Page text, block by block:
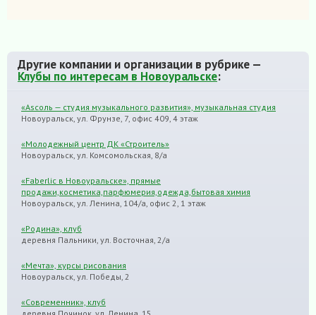
Другие компании и организации в рубрике —
Клубы по интересам в Новоуральске:
«Asсоль — студия музыкального развития», музыкальная студия
Новоуральск, ул. Фрунзе, 7, офис 409, 4 этаж
«Молодежный центр ДК «Строитель»
Новоуральск, ул. Комсомольская, 8/а
«Faberlic в Новоуральске», прямые
продажи,косметика,парфюмерия,одежда,бытовая химия
Новоуральск, ул. Ленина, 104/а, офис 2, 1 этаж
«Родина», клуб
деревня Пальники, ул. Восточная, 2/а
«Мечта», курсы рисования
Новоуральск, ул. Победы, 2
«Современник», клуб